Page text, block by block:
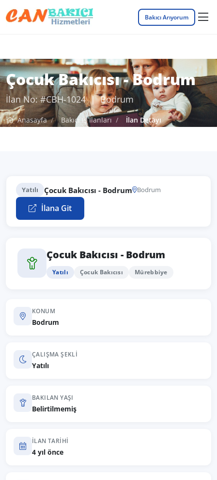
Bakıcı Arıyorum
Çocuk Bakıcısı - Bodrum
İlan No: #CBH-1024 | Bodrum
Anasayfa Bakıcı İş İlanları İlan Detayı
Yatılı Çocuk Bakıcısı - Bodrum Bodrum
İlana Git
Çocuk Bakıcısı - Bodrum
Yatılı Çocuk Bakıcısı Mürebbiye
KONUM
Bodrum
ÇALIŞMA ŞEKLI
Yatılı
BAKILAN YAŞI
Belirtilmemiş
İLAN TARIHI
4 yıl önce